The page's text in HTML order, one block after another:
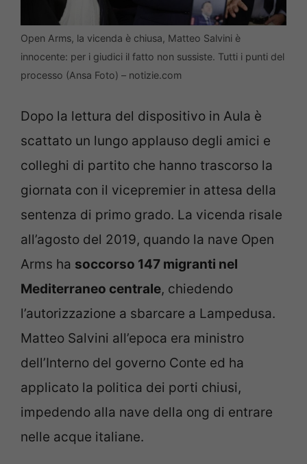
Open Arms, la vicenda è chiusa, Matteo Salvini è
innocente: per i giudici il fatto non sussiste. Tutti i punti del
processo (Ansa Foto) – notizie.com
Dopo la lettura del dispositivo in Aula è
scattato un lungo applauso degli amici e
colleghi di partito che hanno trascorso la
giornata con il vicepremier in attesa della
sentenza di primo grado. La vicenda risale
all’agosto del 2019, quando la nave Open
Arms ha soccorso 147 migranti nel
Mediterraneo centrale, chiedendo
l’autorizzazione a sbarcare a Lampedusa.
Matteo Salvini all’epoca era ministro
dell’Interno del governo Conte ed ha
applicato la politica dei porti chiusi,
impedendo alla nave della ong di entrare
nelle acque italiane.